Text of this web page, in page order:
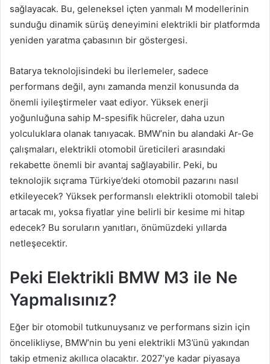
sağlayacak. Bu, geleneksel içten yanmalı M modellerinin
sunduğu dinamik sürüş deneyimini elektrikli bir platformda
yeniden yaratma çabasının bir göstergesi.
Batarya teknolojisindeki bu ilerlemeler, sadece
performans değil, aynı zamanda menzil konusunda da
önemli iyileştirmeler vaat ediyor. Yüksek enerji
yoğunluğuna sahip M-spesifik hücreler, daha uzun
yolculuklara olanak tanıyacak. BMW’nin bu alandaki Ar-Ge
çalışmaları, elektrikli otomobil üreticileri arasındaki
rekabette önemli bir avantaj sağlayabilir. Peki, bu
teknolojik sıçrama Türkiye’deki otomobil pazarını nasıl
etkileyecek? Yüksek performanslı elektrikli otomobil talebi
artacak mı, yoksa fiyatlar yine belirli bir kesime mi hitap
edecek? Bu soruların yanıtları, önümüzdeki yıllarda
netleşecektir.
Peki Elektrikli BMW M3 ile Ne
Yapmalısınız?
Eğer bir otomobil tutkunuysanız ve performans sizin için
öncelikliyse, BMW’nin bu yeni elektrikli M3’ünü yakından
takip etmeniz akıllıca olacaktır. 2027’ye kadar piyasaya